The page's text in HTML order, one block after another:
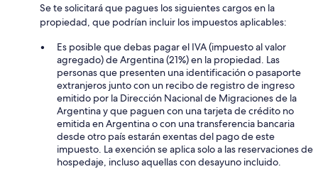
Se te solicitará que pagues los siguientes cargos en la
propiedad, que podrían incluir los impuestos aplicables:
Es posible que debas pagar el IVA (impuesto al valor
agregado) de Argentina (21%) en la propiedad. Las
personas que presenten una identificación o pasaporte
extranjeros junto con un recibo de registro de ingreso
emitido por la Dirección Nacional de Migraciones de la
Argentina y que paguen con una tarjeta de crédito no
emitida en Argentina o con una transferencia bancaria
desde otro país estarán exentas del pago de este
impuesto. La exención se aplica solo a las reservaciones de
hospedaje, incluso aquellas con desayuno incluido.